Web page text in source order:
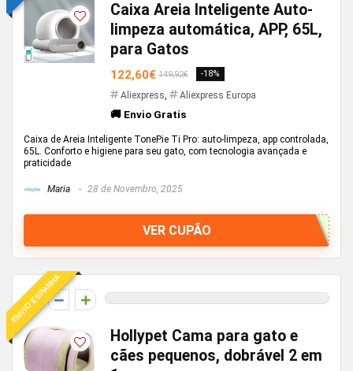
Caixa Areia Inteligente Auto-
limpeza automática, APP, 65L,
para Gatos
122,60€ 149,92€ -18%
Aliexpress, Aliexpress Europa
🚚 Envio Gratis
Caixa de Areia Inteligente TonePie Ti Pro: auto-limpeza, app controlada,
65L. Conforto e higiene para seu gato, com tecnologia avançada e
praticidade
Maria 28 de Novembro, 2025
VER CUPÃO
ENVIO ESPANHA
0
Hollypet Cama para gato e
cães pequenos, dobrável 2 em